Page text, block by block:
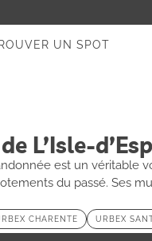
UN SPOT
L’Isle-
est un véritable
du passé. Ses
souffrance et de
mystérieuse et
fortes. Explorez cet
CHARENTE URBEX